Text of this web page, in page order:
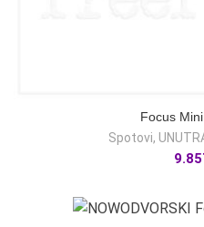
Focus
Spotovi,